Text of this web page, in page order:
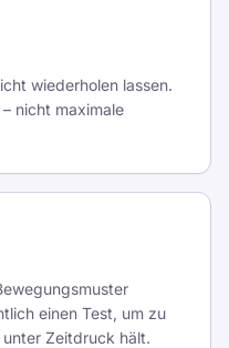
wiederholen lassen.
nicht maximale
einen Test, um zu
Zeitdruck hält.